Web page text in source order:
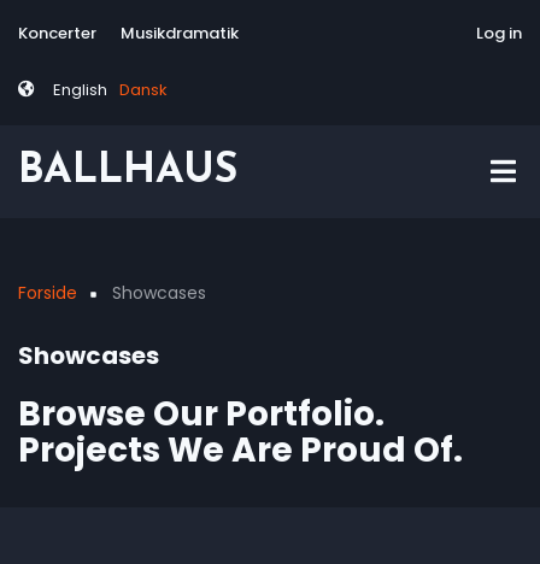
to
content
Tag
Koncerter Musikdramatik Via Artis
English Dansk
Log in
BALLHAUS
Forside Showcases
Showcases
Browse Our Portfolio.
Projects We Are Proud Of.